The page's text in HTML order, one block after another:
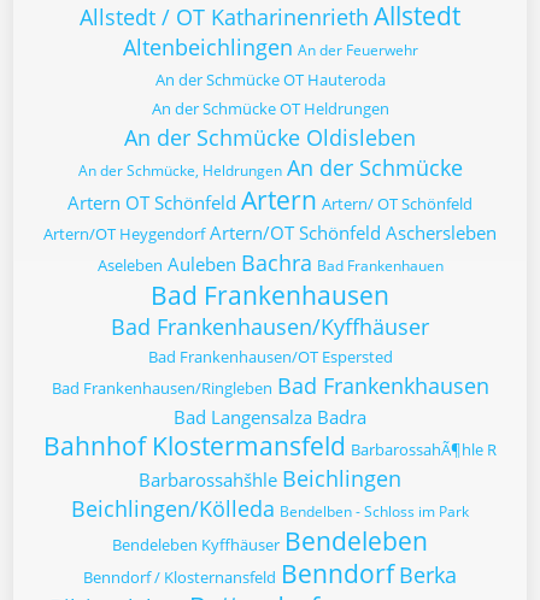
Allstedt / OT Katharinenrieth Allstedt
Altenbeichlingen An der Feuerwehr
An der Schmücke OT Hauteroda
An der Schmücke OT Heldrungen
An der Schmücke Oldisleben
An der Schmücke, Heldrungen An der Schmücke
Artern OT Schönfeld Artern Artern/ OT Schönfeld
Artern/OT Heygendorf Artern/OT Schönfeld Aschersleben
Aseleben Auleben Bachra Bad Frankenhauen
Bad Frankenhausen
Bad Frankenhausen/Kyffhäuser
Bad Frankenhausen/OT Espersted
Bad Frankenhausen/Ringleben Bad Frankenkhausen
Bad Langensalza Badra
Bahnhof Klostermansfeld BarbarossahÃ¶hle R
Barbarossahšhle Beichlingen
Beichlingen/Kölleda Bendelben - Schloss im Park
Bendeleben Kyffhäuser Bendeleben
Benndorf / Klosternansfeld Benndorf Berka